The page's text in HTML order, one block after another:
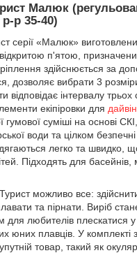
Малюк
р 35-40)
серії «Малюк»
п'ятою,
здійснюється за
дозволяє вибрати 3
відповідає інтервалу трьох
екіпіровки для
гумової суміші на основі
води та цілком
легко та швидко,
Підходять для
можливо все:
та пірнати.
Виріб
для любителів плескатися у
юних плавців. У
товар, такий як